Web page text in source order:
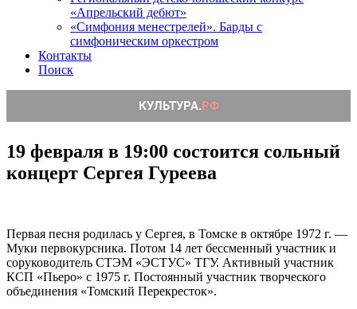
«Апрельский дебют»
«Симфония менестрелей». Барды с
симфоническим оркестром
Контакты
Поиск
19 февраля в 19:00 состоится сольный
концерт Сергея Гуреева
Первая песня родилась у Сергея, в Томске в октябре 1972 г. —
Муки первокурсника. Потом 14 лет бессменный участник и
соруководитель СТЭМ «ЭСТУС» ТГУ. Активный участник
КСП «Пьеро» с 1975 г. Постоянный участник творческого
объединения «Томский Перекресток».